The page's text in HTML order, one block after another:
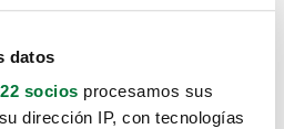
datos
socios procesamos sus
dirección IP, con tecnologías